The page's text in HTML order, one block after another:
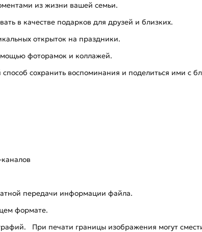
из жизни вашей семьи.
в качестве подарков для друзей и близких.
открыток на праздники.
фоторамок и коллажей.
сохранить воспоминания и поделиться ими с
передачи информации файла.
формате.
При печати границы изображения могут